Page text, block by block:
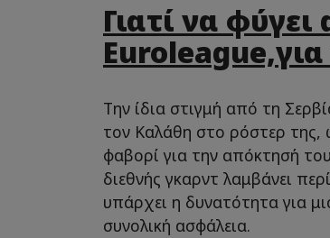
Γιατί να
Την ίδια στιγμή από τη
τον Καλάθη στο ρόστερ
φαβορί για την απόκτησή
διεθνής γκαρντ λαμβάνει
υπάρχει η δυνατότητα για
συνολική ασφάλεια.